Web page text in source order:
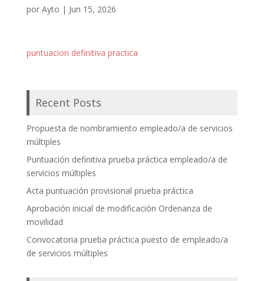
por Ayto | Jun 15, 2026
puntuacion definitiva practica
Recent Posts
Propuesta de nombramiento empleado/a de servicios
múltiples
Puntuación definitiva prueba práctica empleado/a de
servicios múltiples
Acta puntuación provisional prueba práctica
Aprobación inicial de modificación Ordenanza de
movilidad
Convocatoria prueba práctica puesto de empleado/a
de servicios múltiples